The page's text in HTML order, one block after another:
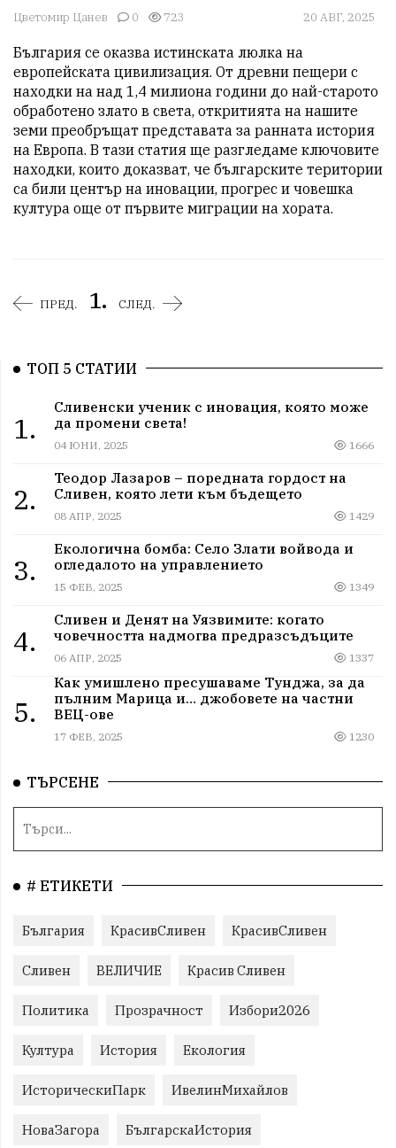
Цветомир Цанев 0 723 20 АВГ, 2025
България се оказва истинската люлка на
европейската цивилизация. От древни пещери с
находки на над 1,4 милиона години до най-старото
обработено злато в света, откритията на нашите
земи преобръщат представата за ранната история
на Европа. В тази статия ще разгледаме ключовите
находки, които доказват, че българските територии
са били център на иновации, прогрес и човешка
култура още от първите миграции на хората.
ПРЕД. 1. СЛЕД.
ТОП 5 СТАТИИ
1.
Сливенски ученик с иновация, която може
да промени света!
04 ЮНИ, 2025 1666
2.
Теодор Лазаров – поредната гордост на
Сливен, която лети към бъдещето
08 АПР, 2025 1429
3.
Екологична бомба: Село Злати войвода и
огледалото на управлението
15 ФЕВ, 2025 1349
4.
Сливен и Денят на Уязвимите: когато
човечността надмогва предразсъдъците
06 АПР, 2025 1337
5.
Как умишлено пресушаваме Тунджа, за да
пълним Марица и… джобовете на частни
ВЕЦ-ове
17 ФЕВ, 2025 1230
ТЪРСЕНЕ
# ЕТИКЕТИ
България КрасивСливен КрасивСливен
Сливен ВЕЛИЧИЕ Красив Сливен
Политика Прозрачност Избори2026
Култура История Екология
ИсторическиПарк ИвелинМихайлов
НоваЗагора БългарскаИстория